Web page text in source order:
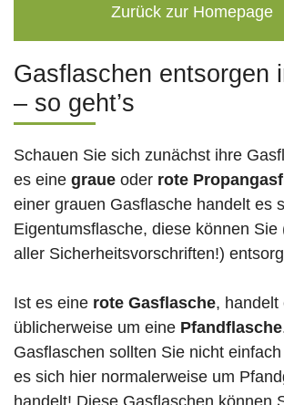
Zurück zur Homepage
Gasflaschen entsorgen
– so geht’s
Schauen Sie sich zunächst ihre
es eine graue oder rote
einer grauen Gasflasche handelt es
Eigentumsflasche, diese können Sie
aller Sicherheitsvorschriften!)
Ist es eine rote Gasflasche, handelt
üblicherweise um eine Pfandflasche
Gasflaschen sollten Sie nicht
es sich hier normalerweise um